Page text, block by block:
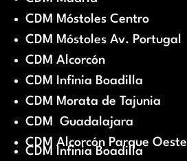
CDM Móstoles Centro
CDM Móstoles Av. Portugal
CDM Alcorcón
CDM Infinia Boadilla
CDM Morata de Tajunia
CDM Guadalajara
CDM Alcorcón Parque Oeste
CDM Infinia Boadilla